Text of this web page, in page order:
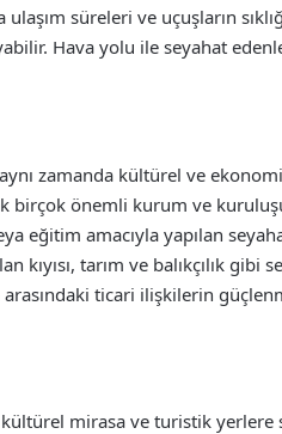
süreleri ve uçuşların
Hava yolu ile seyahat
zamanda kültürel ve
birçok önemli kurum ve
eğitim amacıyla yapılan
kıyısı, tarım ve balıkçılık
ticari ilişkilerin
mirasa ve turistik yerlere